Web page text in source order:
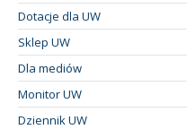
Dotacje dla UW
Sklep UW
Dla mediów
Monitor UW
Dziennik UW